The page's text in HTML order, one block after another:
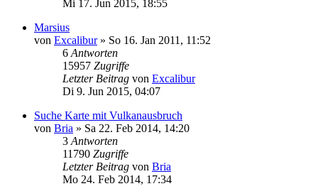
Mi 17. Jun 2015, 18:55
Marsius
von Excalibur» So 16. Jan 2011, 11:52
6 Antworten
15957 Zugriffe
Letzter Beitrag von Excalibur
Di 9. Jun 2015, 04:07
Suche Karte mit Vulkanausbruch
von Bria » Sa 22. Feb 2014, 14:20
3 Antworten
11790 Zugriffe
Letzter Beitrag von Bria
Mo 24. Feb 2014, 17:34